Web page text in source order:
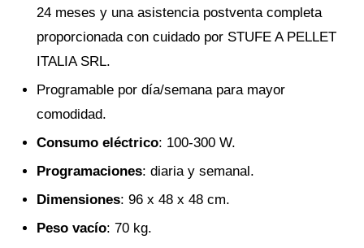
24 meses y una asistencia postventa completa
proporcionada con cuidado por STUFE A PELLET
ITALIA SRL.
Programable por día/semana para mayor
comodidad.
Consumo eléctrico: 100-300 W.
Programaciones: diaria y semanal.
Dimensiones: 96 x 48 x 48 cm.
Peso vacío: 70 kg.